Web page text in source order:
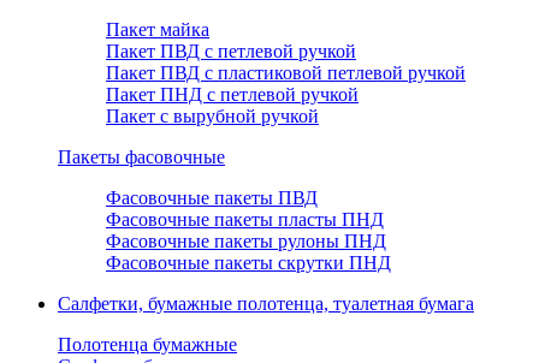
Пакет майка
Пакет ПВД с петлевой ручкой
Пакет ПВД с пластиковой петлевой ручкой
Пакет ПНД с петлевой ручкой
Пакет с вырубной ручкой
Пакеты фасовочные
Фасовочные пакеты ПВД
Фасовочные пакеты пласты ПНД
Фасовочные пакеты рулоны ПНД
Фасовочные пакеты скрутки ПНД
Салфетки, бумажные полотенца, туалетная бумага
Полотенца бумажные